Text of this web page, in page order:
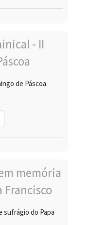
de Páscoa
sufrágio do Papa